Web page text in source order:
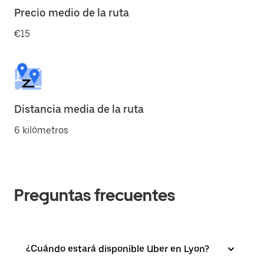
Precio medio de la ruta
€15
Distancia media de la ruta
6 kilómetros
Preguntas frecuentes
¿Cuándo estará disponible Uber en Lyon?